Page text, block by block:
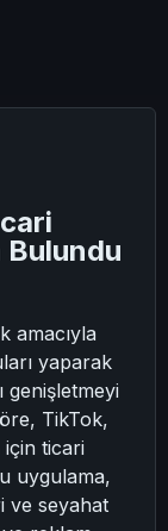
amacıyla
yaparak
genişletmeyi
TikTok,
için ticari
uygulama,
ve seyahat